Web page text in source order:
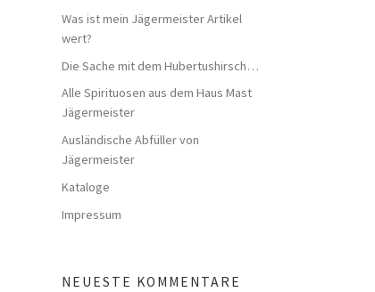
Was ist mein Jägermeister Artikel
wert?
Die Sache mit dem Hubertushirsch…
Alle Spirituosen aus dem Haus Mast
Jägermeister
Ausländische Abfüller von
Jägermeister
Kataloge
Impressum
NEUESTE KOMMENTARE